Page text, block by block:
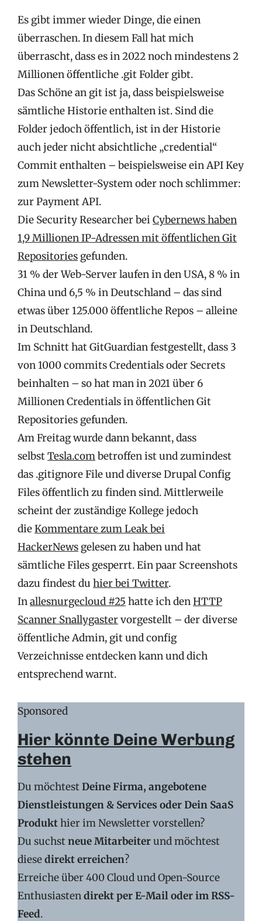
Es gibt immer wieder Dinge, die einen
überraschen. In diesem Fall hat mich
überrascht, dass es in 2022 noch mindestens 2
Millionen öffentliche .git Folder gibt.
Das Schöne an git ist ja, dass beispielsweise
sämtliche Historie enthalten ist. Sind die
Folder jedoch öffentlich, ist in der Historie
auch jeder nicht absichtliche „credential“
Commit enthalten – beispielsweise ein API Key
zum Newsletter-System oder noch schlimmer:
zur Payment API.
Die Security Researcher bei Cybernews haben
1,9 Millionen IP-Adressen mit öffentlichen Git
Repositories gefunden.
31 % der Web-Server laufen in den USA, 8 % in
China und 6,5 % in Deutschland – das sind
etwas über 125.000 öffentliche Repos – alleine
in Deutschland.
Im Schnitt hat GitGuardian festgestellt, dass 3
von 1000 commits Credentials oder Secrets
beinhalten – so hat man in 2021 über 6
Millionen Credentials in öffentlichen Git
Repositories gefunden.
Am Freitag wurde dann bekannt, dass
selbstTesla.combetroffen ist und zumindest
das .gitignore File und diverse Drupal Config
Files öffentlich zu finden sind. Mittlerweile
scheint der zuständige Kollege jedoch
dieKommentare zum Leak bei
HackerNews gelesen zu haben und hat
sämtliche Files gesperrt. Ein paar Screenshots
dazu findest du hier bei Twitter.
Inallesnurgecloud #25 hatte ich denHTTP
Scanner Snallygastervorgestellt – der diverse
öffentliche Admin, git und config
Verzeichnisse entdecken kann und dich
entsprechend warnt.
Sponsored
Hier könnte Deine Werbung
stehen
Du möchtestDeine Firma, angebotene
Dienstleistungen & Services oder Dein SaaS
Produkthier im Newsletter vorstellen?
Du suchstneue Mitarbeiterund möchtest
diesedirekt erreichen?
Erreiche über 400 Cloud und Open-Source
Enthusiastendirekt per E-Mail oder im RSS-
Feed.